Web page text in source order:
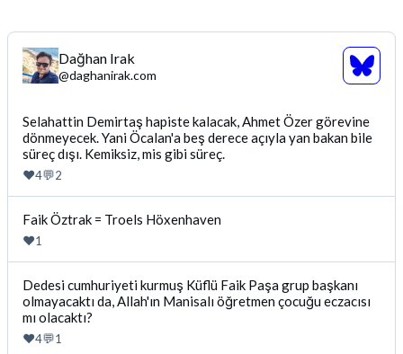
Dağhan Irak
@daghanirak.com
Bluesky'da
Dağhan
Irak
tarafindan
yazilan
gonderiyi
goruntule
Selahattin Demirtaş hapiste kalacak, Ahmet Özer görevine
dönmeyecek. Yani Öcalan'a beş derece açıyla yan bakan bile
süreç dışı. Kemiksiz, mis gibi süreç.
❤️4💬2
Bluesky'da
Dağhan
yazilan
gonderiyi
goruntule
Faik Öztrak = Troels Höxenhaven
❤️1
Bluesky'da
Dağhan
Irak
tarafindan
Dedesi cumhuriyeti kurmuş Küflü Faik Paşa grup başkanı
olmayacaktı da, Allah'ın Manisalı öğretmen çocuğu eczacısı
mı olacaktı?
❤️4💬1